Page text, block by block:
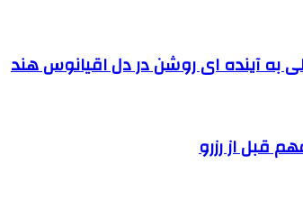
به آینده ‌ای روشن در دل اقیانوس ‌هند
قبل از رزرو